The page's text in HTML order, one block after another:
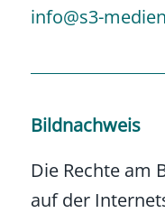
info@s3-
Bildnachweis
Die Rechte am
auf der